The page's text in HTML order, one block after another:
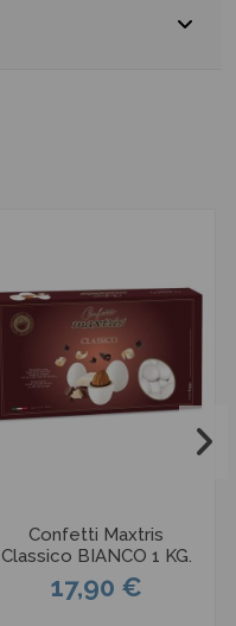
Confetti Maxtris
Classico BIANCO 1 KG.
17,90 €